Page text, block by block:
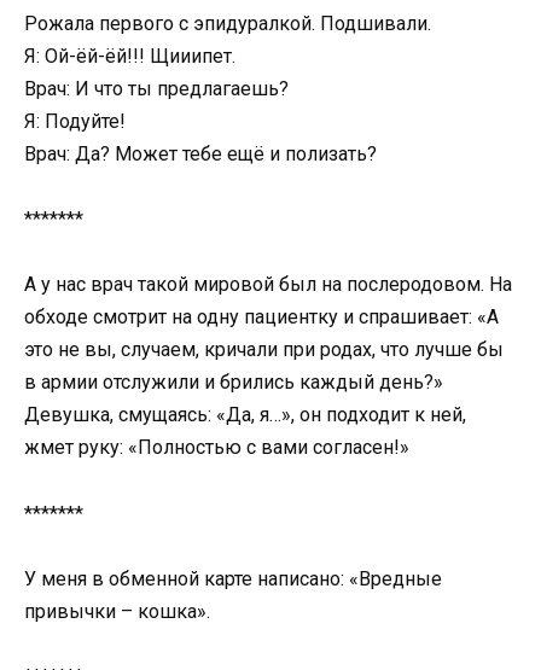
Рожала первого с эпидуралкой. Подшивали.
Я: Ой-ёй-ёй!!! Щииипет.
Врач: И что ты предлагаешь?
Я: Подуйте!
Врач: Да? Может тебе ещё и полизать?
*******
А у нас врач такой мировой был на послеродовом. На
обходе смотрит на одну пациентку и спрашивает: «А
это не вы, случаем, кричали при родах, что лучше бы
в армии отслужили и брились каждый день?»
Девушка, смущаясь: «Да, я…», он подходит к ней,
жмет руку: «Полностью с вами согласен!»
*******
У меня в обменной карте написано: «Вредные
привычки – кошка».